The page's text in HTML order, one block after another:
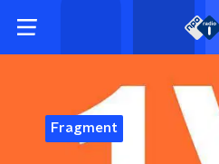
Fragment